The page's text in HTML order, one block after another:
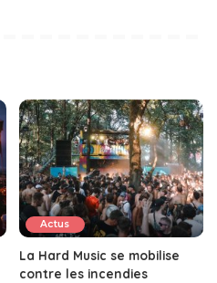
Actus
La Hard Music se mobilise
contre les incendies